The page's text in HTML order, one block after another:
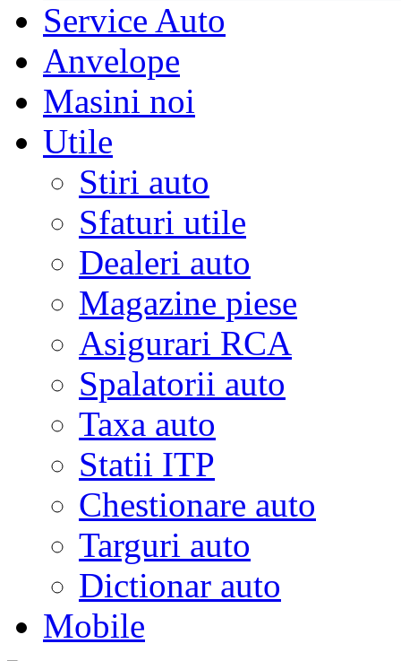
Service Auto
Anvelope
Masini noi
Utile
Stiri auto
Sfaturi utile
Dealeri auto
Magazine piese
Asigurari RCA
Spalatorii auto
Taxa auto
Statii ITP
Chestionare auto
Targuri auto
Dictionar auto
Mobile